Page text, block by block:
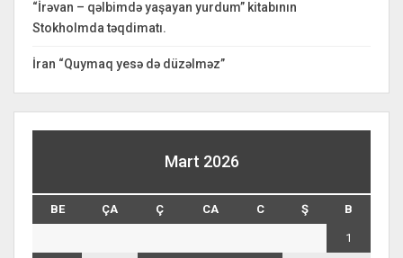
“İrəvan – qəlbimdə yaşayan yurdum” kitabının
Stokholmda təqdimatı.
İran “Quymaq yesə də düzəlməz”
Mart 2026
BE ÇA Ç CA C Ş B
1